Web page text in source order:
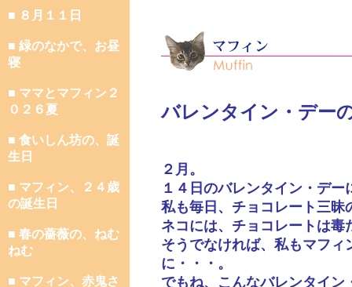
■ ８月１１日
■ 緑のなかで、お昼
寝
■ ママとマフィン２
０２６夏
■ 食いしん坊の、誕
生日
■ マフィン、２４歳
の誕生日
■ 春の薔薇の、ねむ
ねむ
■ マフィン、赤鬼さ
バレンタイン・デー
２月。
１４日のバレンタイン・デ
私も毎日、チョコレート三昧
ネコには、チョコレートは
そうでなければ、私もマフ
に・・・。
でもね、こんなバレンタイ